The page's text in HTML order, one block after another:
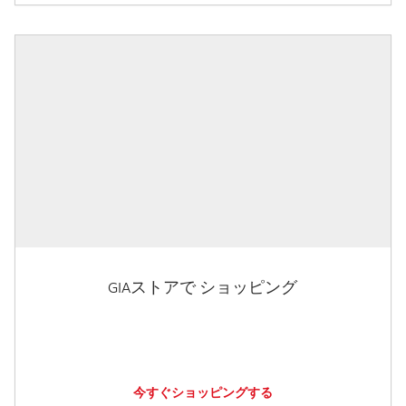
GIAストアで ショッピング
今すぐショッピングする